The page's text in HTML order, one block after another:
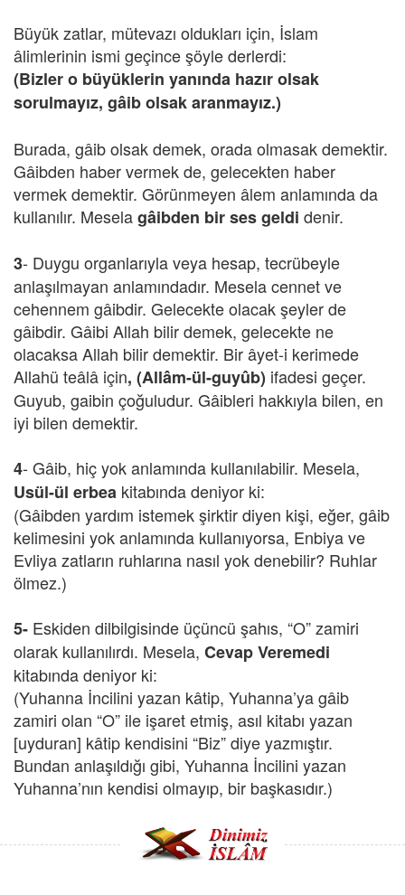
Büyük zatlar, mütevazı oldukları için, İslam
âlimlerinin ismi geçince şöyle derlerdi:
(Bizler o büyüklerin yanında hazır olsak
sorulmayız, gâib olsak aranmayız.)
Burada, gâib olsak demek, orada olmasak demektir.
Gâibden haber vermek de, gelecekten haber
vermek demektir. Görünmeyen âlem anlamında da
kullanılır. Meselagâibden bir ses geldi denir.
3- Duygu organlarıyla veya hesap, tecrübeyle
anlaşılmayan anlamındadır. Mesela cennet ve
cehennem gâibdir. Gelecekte olacak şeyler de
gâibdir. Gâibi Allah bilir demek, gelecekte ne
olacaksa Allah bilir demektir. Bir âyet-i kerimede
Allahü teâlâ için, (Allâm-ül-guyûb) ifadesi geçer.
Guyub, gaibin çoğuludur. Gâibleri hakkıyla bilen, en
iyi bilen demektir.
4- Gâib, hiç yok anlamında kullanılabilir. Mesela,
Usül-ül erbea kitabında deniyor ki:
(Gâibden yardım istemek şirktir diyen kişi, eğer, gâib
kelimesini yok anlamında kullanıyorsa, Enbiya ve
Evliya zatların ruhlarına nasıl yok denebilir? Ruhlar
ölmez.)
5- Eskiden dilbilgisinde üçüncü şahıs, “O” zamiri
olarak kullanılırdı. Mesela, Cevap Veremedi
kitabında deniyor ki:
(Yuhanna İncilini yazan kâtip, Yuhanna’ya gâib
zamiri olan “O” ile işaret etmiş, asıl kitabı yazan
[uyduran] kâtip kendisini “Biz” diye yazmıştır.
Bundan anlaşıldığı gibi, Yuhanna İncilini yazan
Yuhanna’nın kendisi olmayıp, bir başkasıdır.)